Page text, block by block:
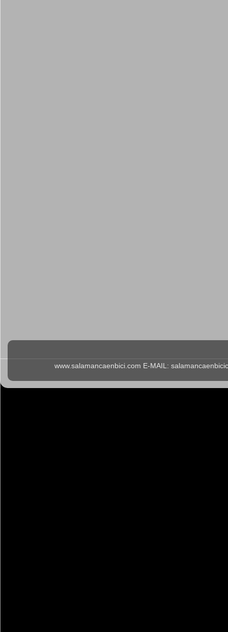
www.salamancaenbici.com E-MAIL: